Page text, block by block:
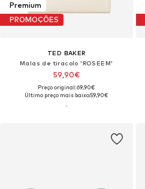
Premium
PROMOÇÕES
TED BAKER
Malas de tiracolo 'ROSEEM'
59,90€
Preço original: 69,90€
Último preço mais baixo:59,90€